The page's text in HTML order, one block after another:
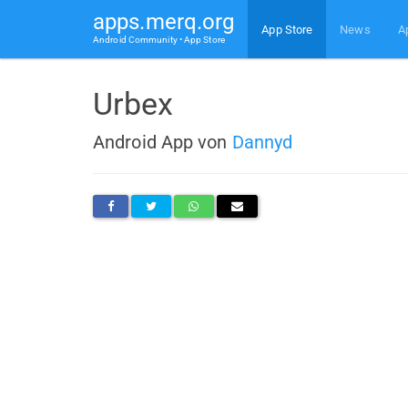
apps.merq.org
Android Community • App Store
App Store News
Urbex
Android App von Dannyd